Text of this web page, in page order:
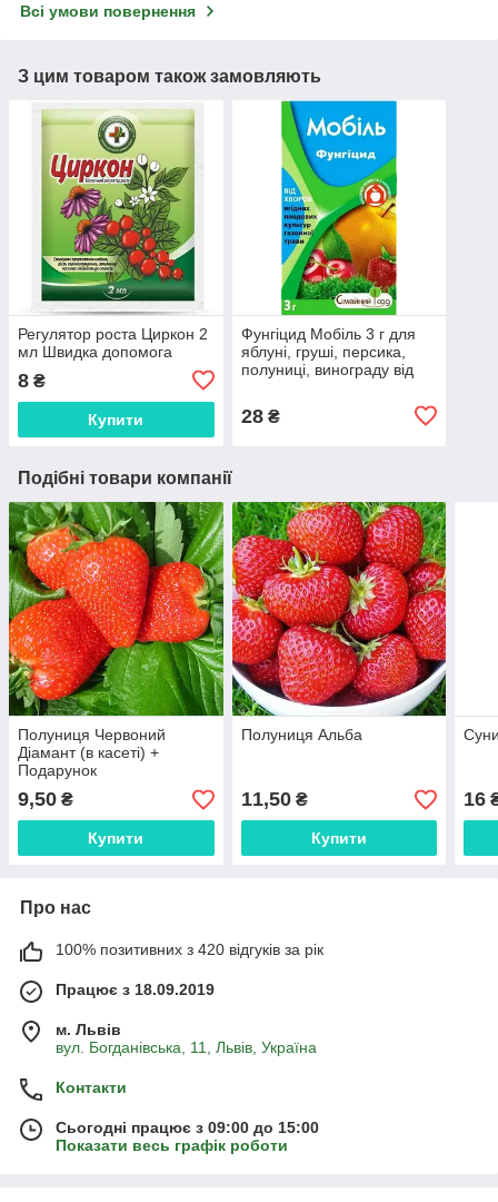
Всі умови повернення
З цим товаром також замовляють
Регулятор роста Циркон 2
мл Швидка допомога
8 ₴
Купити
Фунгіцид Мобіль 3 г для
яблуні, груші, персика,
полуниці, винограду від
28₴
Подібні товари компанії
Полуниця Червоний
Діамант (в касеті) +
Подарунок
9,50 ₴
Купити
Полуниця Альба
11,50₴
Купити
16
Про нас
100% позитивних з 420 відгуків за рік
Працює з 18.09.2019
м. Львів
вул. Богданівська, 11, Львів, Україна
Контакти
Сьогодні працює з 09:00 до 15:00
Показати весь графік роботи